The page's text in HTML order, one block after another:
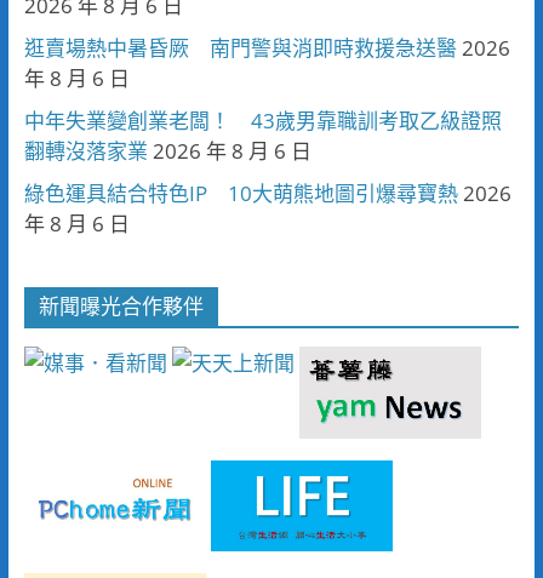
2026 年 8 月 6 日
逛賣場熱中暑昏厥 南門警與消即時救援急送醫2026
年 8 月 6 日
中年失業變創業老闆！ 43歲男靠職訓考取乙級證照
翻轉沒落家業 2026 年 8 月 6 日
綠色運具結合特色IP 10大萌熊地圖引爆尋寶熱2026
年 8 月 6 日
新聞曝光合作夥伴